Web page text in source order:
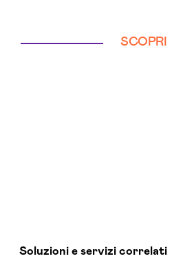
SCOPRI
Soluzioni e servizi correlati